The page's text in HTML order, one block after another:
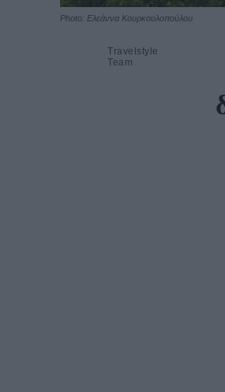
Photo: Ελεάννα Κουρκουλοπούλου
Travelstyle
Team